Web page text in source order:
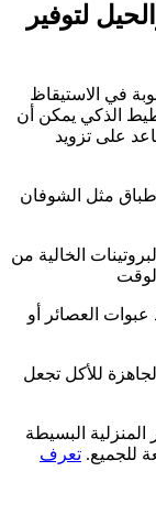
لتوفير
في الاستيقاظ
الذكي يمكن أن
على تزويد
مثل الشوفان
الخالية من
عبوات العصائر أو
للأكل تجعل
البسيطة
للجميع. تعرف